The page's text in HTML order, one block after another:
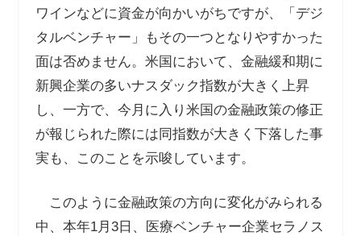
ワインなどに資金が向かいがちですが、「デジ
タルベンチャー」もその一つとなりやすかった
面は否めません。米国において、金融緩和期に
新興企業の多いナスダック指数が大きく上昇
し、一方で、今月に入り米国の金融政策の修正
が報じられた際には同指数が大きく下落した事
実も、このことを示唆しています。
このように金融政策の方向に変化がみられる
中、本年1月 3日、医療ベンチャー企業セラノス